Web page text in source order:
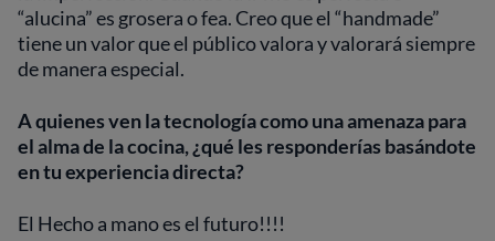
“alucina” es grosera o fea. Creo que el “handmade”
tiene un valor que el público valora y valorará siempre
de manera especial.
A quienes ven la tecnología como una amenaza para
el alma de la cocina, ¿qué les responderías basándote
en tu experiencia directa?
El Hecho a mano es el futuro!!!!